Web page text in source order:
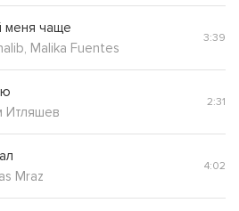
меня чаще
Malika Fuentes
3:39
Итляшев
2:31
Mraz
4:02